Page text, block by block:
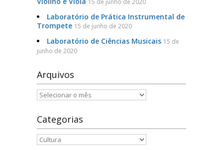
15 de junho de 2020
Laboratório de Prática Instrumental de
Trompete 15 de junho de 2020
Laboratório de Ciências Musicais 15 de
junho de 2020
Arquivos
Arquivos
Categorias
Categorias